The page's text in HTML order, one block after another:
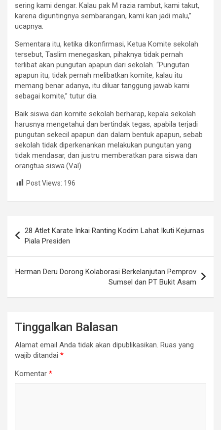
sering kami dengar. Kalau pak M razia rambut, kami takut,
karena diguntingnya sembarangan, kami kan jadi malu,”
ucapnya.
Sementara itu, ketika dikonfirmasi, Ketua Komite sekolah
tersebut, Taslim menegaskan, pihaknya tidak pernah
terlibat akan pungutan apapun dari sekolah. “Pungutan
apapun itu, tidak pernah melibatkan komite, kalau itu
memang benar adanya, itu diluar tanggung jawab kami
sebagai komite,” tutur dia.
Baik siswa dan komite sekolah berharap, kepala sekolah
harusnya mengetahui dan bertindak tegas, apabila terjadi
pungutan sekecil apapun dan dalam bentuk apapun, sebab
sekolah tidak diperkenankan melakukan pungutan yang
tidak mendasar, dan justru memberatkan para siswa dan
orangtua siswa.(Val)
Post Views: 196
pos
28 Atlet Karate Inkai Ranting Kodim Lahat Ikuti Kejurnas
Piala Presiden
Herman Deru Dorong Kolaborasi Berkelanjutan Pemprov
Sumsel dan PT Bukit Asam
Tinggalkan Balasan
Alamat email Anda tidak akan dipublikasikan. Ruas yang
wajib ditandai *
Komentar *